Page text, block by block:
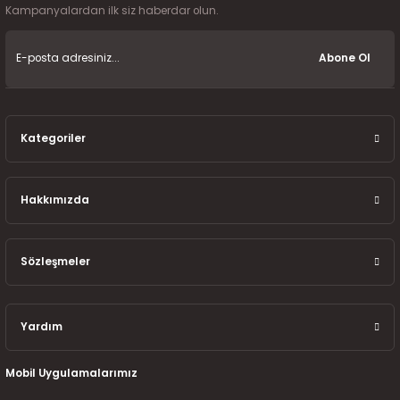
Kampanyalardan ilk siz haberdar olun.
Abone Ol
Kategoriler
Hakkımızda
Sözleşmeler
Yardım
Mobil Uygulamalarımız